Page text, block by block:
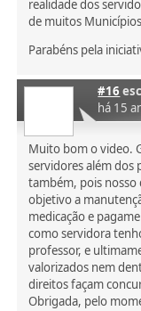
realidade dos
de muitos
Parabéns pela
#16
há 15
Muito bom o video.
servidores além dos
também, pois
objetivo a
medicação e
como servidora
professor, e
valorizados nem
direitos façam
Obrigada, pelo